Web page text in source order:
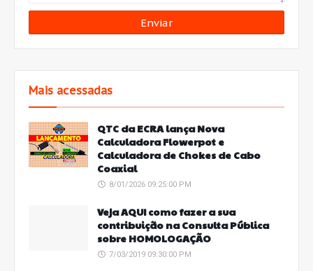
Mais acessadas
QTC da ECRA lança Nova
Calculadora Flowerpot e
Calculadora de Chokes de Cabo
Coaxial
8/01/2026 09:25:00 PM
Veja AQUI como fazer a sua
contribuição na Consulta Pública
sobre HOMOLOGAÇÃO
7/03/2019 09:30:00 PM